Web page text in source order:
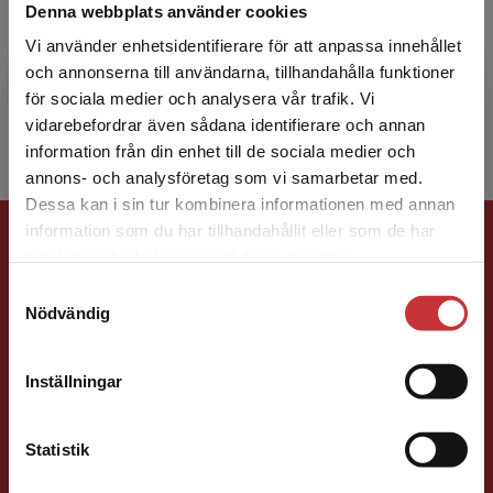
Denna webbplats använder cookies
Vi använder enhetsidentifierare för att anpassa innehållet
och annonserna till användarna, tillhandahålla funktioner
för sociala medier och analysera vår trafik. Vi
vidarebefordrar även sådana identifierare och annan
information från din enhet till de sociala medier och
annons- och analysföretag som vi samarbetar med.
Dessa kan i sin tur kombinera informationen med annan
information som du har tillhandahållit eller som de har
Nödvändig
Inställningar
Statistik
Begränsad fraktregion
Det verkar som att du besöker
studentlitteratur.se via en enhet utanför Sverige.
Vi erbjuder inte leveranser utanför Sverige. För
att kunna slutföra ett köp måste
Björn Liljeqvist är civilingenjör, humanist och
hedersdoktor vid Lunds universitet. Han
studerade vid Göteborgs universitet och
Chalmers, där han s...
Förlagskontakt